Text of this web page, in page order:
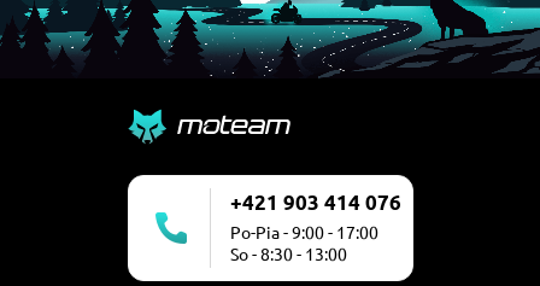
+421 903 414 076
Po-Pia - 9:00 - 17:00
So - 8:30 - 13:00